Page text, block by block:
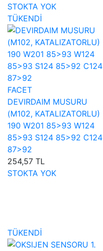
STOKTA YOK
TÜKENDİ
FACET
DEVIRDAIM MUSURU
(M102, KATALIZATORLU)
190 W201 85>93 W124
85>93 S124 85>92 C124
87>92
254,57 TL
STOKTA YOK
TÜKENDİ